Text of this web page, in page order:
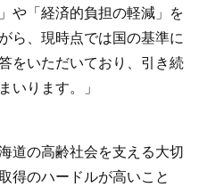
や「経済的負担の軽減」を
ら、現時点では国の基準に
をいただいており、引き続
いります。」
道の高齢社会を支える大切
得のハードルが高いこと